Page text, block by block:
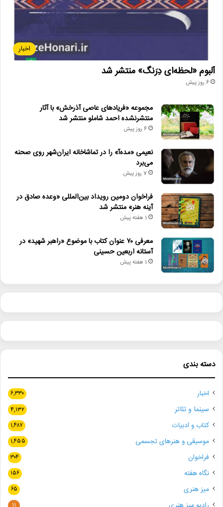
اخبار
آلبوم «لحظه‌ای دِرَنگ» منتشر شد
6 روز پیش
مجموعه «فریادهای عاصی آذرخش» با آثار
منتشرنشده احمد شاملو منتشر شد
6 روز پیش
نعیمی «مده‌آ» را در تماشاخانه ایران‌شهر روی صحنه
می‌برد
7 روز پیش
فراخوان دومین رویداد بین‌المللی «وعده صادق در
آینه هنر» منتشر شد
1 هفته پیش
معرفی ۷۰ عنوان کتاب با موضوع «راهبر شهید» در
آستانه اربعین حسینی
1 هفته پیش
دسته بندی
اخبار ۶,۳۳۰
سینما و تئاتر ۴,۱۳۲
کتاب و ادبیات ۱,۴۸۷
موسیقی و هنرهای تجسمی ۱,۴۵۵
فراخوان ۳۰۴
نگاه هفته ۱۵۶
میز هنری ۶۵